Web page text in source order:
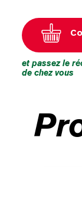
et passez le
de chez vous